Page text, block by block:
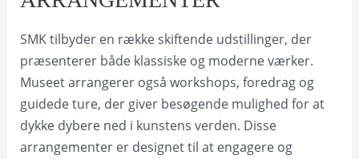
SMK tilbyder en række skiftende udstillinger, der
præsenterer både klassiske og moderne værker.
Museet arrangerer også workshops, foredrag og
guidede ture, der giver besøgende mulighed for at
dykke dybere ned i kunstens verden. Disse
arrangementer er designet til at engagere og